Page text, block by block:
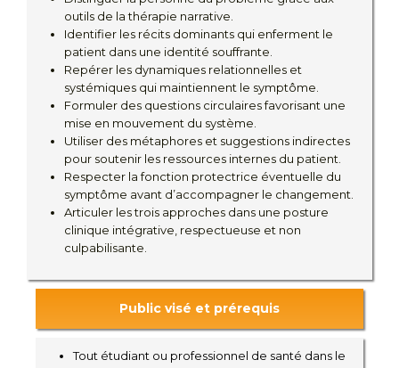
outils de la thérapie narrative.
Identifier les récits dominants qui enferment le
patient dans une identité souffrante.
Repérer les dynamiques relationnelles et
systémiques qui maintiennent le symptôme.
Formuler des questions circulaires favorisant une
mise en mouvement du système.
Utiliser des métaphores et suggestions indirectes
pour soutenir les ressources internes du patient.
Respecter la fonction protectrice éventuelle du
symptôme avant d’accompagner le changement.
Articuler les trois approches dans une posture
clinique intégrative, respectueuse et non
culpabilisante.
Public visé et prérequis
Tout étudiant ou professionnel de santé dans le